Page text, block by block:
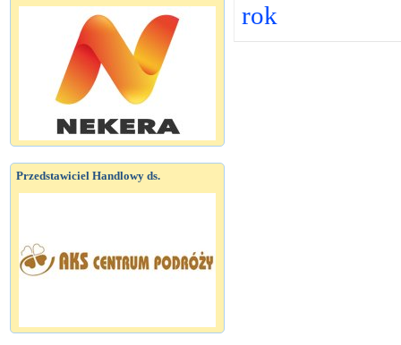
Przedstawiciel Handlowy ds.
rok